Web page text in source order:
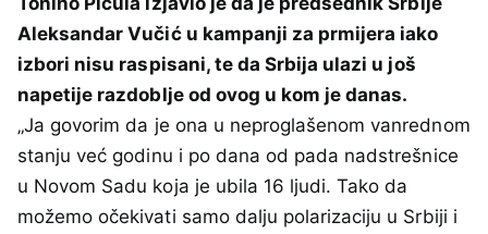
Aleksandar Vučić u kampanji za prmijera iako
izbori nisu raspisani, te da Srbija ulazi u još
napetije razdoblje od ovog u kom je danas.
„Ja govorim da je ona u neproglašenom vanrednom
stanju već godinu i po dana od pada nadstrešnice
u Novom Sadu koja je ubila 16 ljudi. Tako da
možemo očekivati samo dalju polarizaciju u Srbiji i